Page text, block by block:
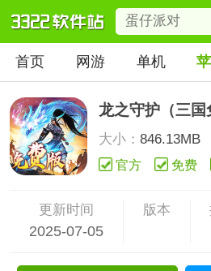
首页 网游 单机
龙之守护（三
大小： 846.13MB
官方 免费
更新时间
2025-07-05
版本